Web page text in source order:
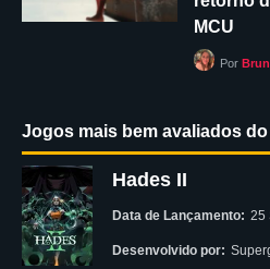
MCU
Por
Jogos mais bem avaliados
Hades II
Data de Lançamento: 25
Desenvolvido por: